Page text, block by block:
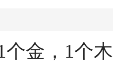
个金，1个